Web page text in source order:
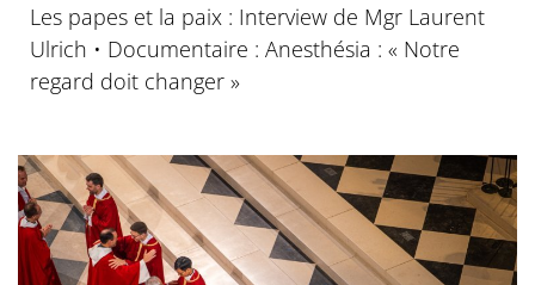
Les papes et la paix : Interview de Mgr Laurent
Ulrich • Documentaire : Anesthésia : « Notre
regard doit changer »